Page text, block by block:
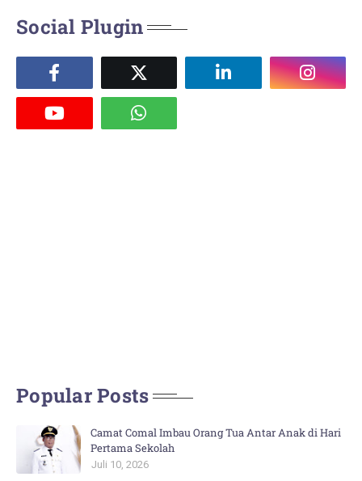
Social Plugin
Popular Posts
Camat Comal Imbau Orang Tua Antar Anak di Hari
Pertama Sekolah
Juli 10, 2026